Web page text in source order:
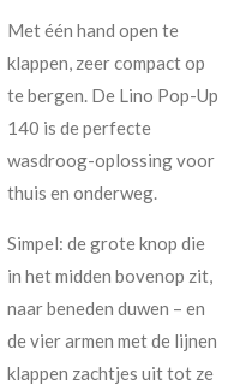
Met één hand open te
klappen, zeer compact op
te bergen. De Lino Pop-Up
140 is de perfecte
wasdroog-oplossing voor
thuis en onderweg.
Simpel: de grote knop die
in het midden bovenop zit,
naar beneden duwen – en
de vier armen met de lijnen
klappen zachtjes uit tot ze